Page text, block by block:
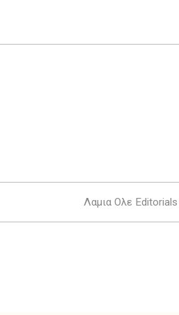
Λαμια Ολε Editorials